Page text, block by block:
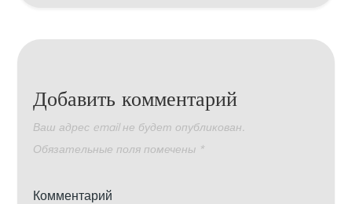
Добавить комментарий
Ваш адрес email не будет опубликован.
Обязательные поля помечены *
Комментарий